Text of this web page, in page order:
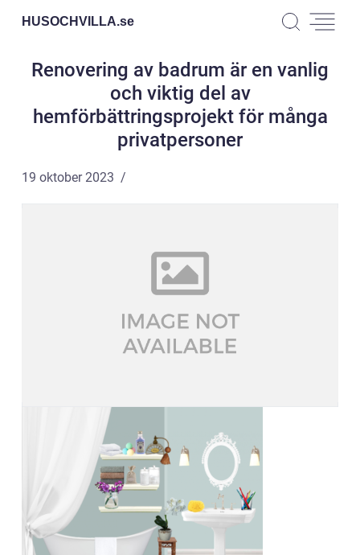
HUSOCHVILLA.se
Renovering av badrum är en vanlig
och viktig del av
hemförbättringsprojekt för många
privatpersoner
19 oktober 2023